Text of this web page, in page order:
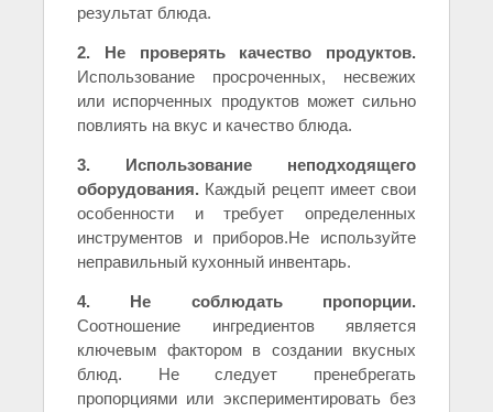
результат блюда.
2. Не проверять качество продуктов.
Использование просроченных, несвежих
или испорченных продуктов может сильно
повлиять на вкус и качество блюда.
3. Использование неподходящего
оборудования. Каждый рецепт имеет свои
особенности и требует определенных
инструментов и приборов.Не используйте
неправильный кухонный инвентарь.
4. Не соблюдать пропорции.
Соотношение ингредиентов является
ключевым фактором в создании вкусных
блюд. Не следует пренебрегать
пропорциями или экспериментировать без